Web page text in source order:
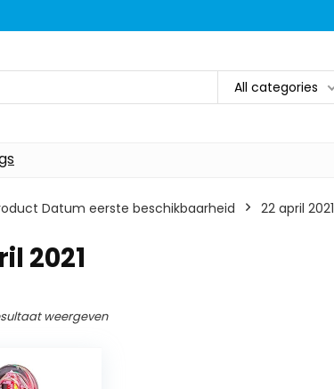
All categories
Datum eerste beschikbaarheid 22 april 2021
2021
weergeven